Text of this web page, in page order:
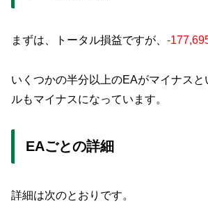
まずは、トータル損益ですが、 -
いくつかの半分以上のEAがマイナスと
ルもマイナスになっています。
EAごとの詳細
詳細は次のとおりです。